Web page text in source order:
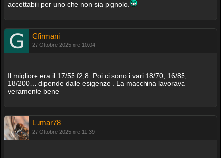
accettabili per uno che non sia pignolo.
Gfirmani
27 Ottobre 2025 ore 10:04
Il migliore era il 17/55 f2,8. Poi ci sono i vari 18/70, 16/85,
18/200… dipende dalle esigenze . La macchina lavorava
veramente bene
Lumar78
27 Ottobre 2025 ore 11:39